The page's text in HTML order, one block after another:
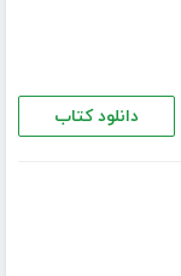
دانلود کتاب